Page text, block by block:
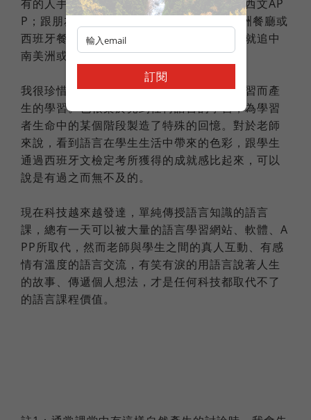
有的人手機裡面就是會有幾首西文歌、幾個西文AP
P；跟朋友聚餐時，他們就會多幾個拉丁美洲餐廳或
西班牙餐廳的選項；別人追日劇韓劇，他們就追中
南美洲或西班牙文的劇。
我很珍惜這種毫無利益關係、單純因為想學習而產
生的學習。也很樂於見到任何語言的學習，為學習
者生命中的某個階段製造了特殊的回憶。對於老師
來說，看到語言在學生生活中帶來的色彩，跟學生
通過西班牙文檢定考所獲得的成就感比起來，可以
說是有過之而無不及的。
現在科技越來越發達，單純傳授語言知識的語言
課，總有一天可以被大量的語言學習網站、軟體、A
PP所取代，然而老師與學生之間的真人互動、有感
情有溫度的語言交流，有笑有淚的用語言說著人生
的故事、傳遞個人想法，才是任何科技都取代不了
的語言課程價值。
訂閱